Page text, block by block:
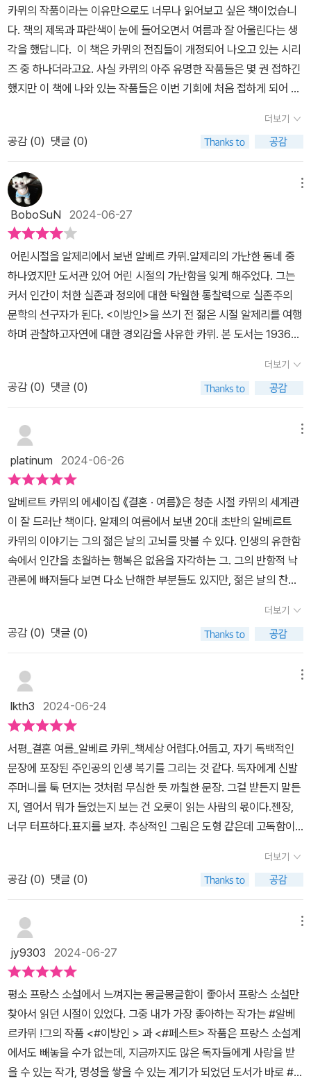
의 공통된 뿌리는 명확하다. 이 글들은, 비록 서로 다른 시각에서 바라
보고 있지만, 모두 다 '홀로'라는 개별성의 주제를 다루고 있다. 이 주
제는 초기작들 가운데 하나인, 1938년 <결혼>의 주제이기도 하다.'
(76p)라면서, <여름>을 썼던 시기가 자신의 창작작업과 삶에 있어
서 일종의 전환점이라고 이야기하고 있어요. 알제리 서북부의 도시이
따라 쌓인 자갈 더미, 그 돌들이라고 이야기하면서 영속성은 인간에
게 절망과 동시에 열광을 안겨준다고 했어요. 순수한 모래와 돌들의
땅에서 인간은 왜 사는 법을 잊어버렸을까요. 처음 <티파자에서의 결
혼>을 시작하여 <티파자에 돌아오다>, <가장 가까운 바다>로 마무
리되는 여정을 통해 은밀한 속내를 드러내놓고는, 사람들이 당신은
어떤 인물이냐고 묻자 '아직은 아무것도 아니오, 아직은 아무것도 아
니오···.' (171p)라고 하네요. 삶과 죽음 사이, 그 어디쯤을 걷고 있는
우리들이 확신할 수 있는 건 카뮈의 말처럼, '나는 언제나 난바다에서,
위협받으며, 당당한 행복의 한복판에 살고 있는 느낌' (184-185p)가
아닐까 싶어요. 알제리의 풍경 사진 하나 없는 이 책을 읽으면서 지중
해의 뜨거운 태양과 드넓은 바다, 순수한 돌과 바람을 만날 수 있었네
요.
뇌를 엿볼 수 있다는 점에서 세상을 향한 치기어린 반항이나 투정과
는 질적으로 다른 결을 보이는 것도 사실이다. 현생의 행복이 중요하
다는 것을 많은 사람들이 알고 그런 삶을 살고자 하는 경향이 짙어진
요즘을 생각하면 카뮈 역시도 어쩌면 그런 성향을 이 작품을 드러내
고 있는게 아닐까 싶기도 하다. 『결혼』에는 총 4편의 이야기 속 카뮈
가 알제리와 피렌체를 여행한 이야기가 수록되어 있고 『여름』에는 총
8편에 걸쳐서 제목과도 잘 어울리는 지중해와 관련한 이야기들로 채
는 자유에 대할 갈망 역시 잘 그려지고 있는 글들이다. 두 작품 모두
카뮈 특유의 문체가 자아내는 분위기가 매력적이라 그의 작품을 소설
로만 만나 본 사람들이라면 여행 에세이에서 까뮈는 과연 어떤 풍의
글을 쓸까에 대한 기대감을 충족시키는 고뇌와 사색 속 펼쳐지는 카
뮈 식 여행기를 만나볼 수 있을 것이라 생각한다.여행 에세이의 새로
운 지평을 열었다고 해도 과언이 아닐 정도로 이 작품에서 보여주는
이야기들은 카뮈 그 자체라고 여겨질 정도로 너무 가볍지도 그러나
또 한편으로는 어둡게 그려지고 있지만은 않아서 소설과는 또다른 매
력으로 카뮈를 만나볼 수 있었던 책이라고 생각한다.- 출판사에서 도
카뮈의 작품이라는 이유만으로도 너무나 읽어보고 싶은 책이었습니
다. 책의 제목과 파란색이 눈에 들어오면서 여름과 잘 어울린다는 생
각을 했답니다. 이 책은 카뮈의 전집들이 개정되어 나오고 있는 시리
즈 중 하나더라고요. 사실 카뮈의 아주 유명한 작품들은 몇 권 접하긴
했지만 이 책에 나와 있는 작품들은 이번 기회에 처음 접하게 되어 굉
작품을 한데 모아 놓은 것이 곧 제목이 되었네요. 결혼과 여름. 뭔가
전혀 맥락이 없어 보이지만 결혼 여름이라고 붙여서 제목을 읽으니
그 자체만으로도 뭔가 근사하기도 하고 어떤 사건들이 일어날지 궁금
해집니다. 카뮈는 우리가 살아가고 있는 세상에 대해 통찰적인 시각
으로 삶을 바라본 것 같습니다. 점점 더 행복하게 물질적으로 풍요로
워진 세상 속에서 오히려 진정한 자신을 잃어버리는 인간성 상실과도
같은 것들을 직접 목도하고 쓴 것 같은 느낌입니다. 사실 카뮈의 작품
들은 그렇게 술술 읽히는 책은 아닌 것 같습니다. 그만큼 생각을 하면
서 읽어야 하는 작품들인 것 같아요. 비교적 이 책은 작가의 유년 시절
에 쓴 책이여서 그런지 그가 삶에 대해 반항하는 모습들에 대해 생각
을 해볼 수 있었던 것 같습니다. 무언가 마음에 들지 않거나 부조리하
다고 느낄 때 이것을 어떻게 받아들이고 어떻게 대처할 것인가란 생
각을 하게 되는데 작가는 이것을 그의 에세이 속에 글로 담아내고 있
는 것 같아요. 조금 더 술술 읽히면 좋으련만 예전에 읽었던 저자의 다
르겠는 그런 기분이네요. 책의 제목이나 표지 그림과는 사뭇 다른 이
야기들이지만 그의 뜻을 헤아려보려고 나름 노력하면서 읽은 것 같습
니다. 내가 살고 있는 세상에 대해서 더 관심을 기울이게 되는 것만 같
고 그렇습니다. 다음에 천천히 다시 한 번 읽어봐야 할 것만 같습니다.
더보기
공감 (0) 댓글 (0)
BoboSuN 2024-06-27
어린시절을 알제리에서 보낸 알베르 카뮈.알제리의 가난한 동네 중
하나였지만 도서관 있어 어린 시절의 가난함을 잊게 해주었다. 그는
커서 인간이 처한 실존과 정의에 대한 탁월한 통찰력으로 실존주의
문학의 선구자가 된다. <이방인>을 쓰기 전 젊은 시절 알제리를 여행
하며 관찰하고자연에 대한 경외감을 사유한 카뮈. 본 도서는 1936년
쓴 에세이 “여름”의 모음집이다. 이성으로맺어진 결혼과 계절로서 여
름이 등장하지 않지만 지적인 산문은 삶의 정의와 건강한 인생에 대
해 생각케 한다. 자연과바다의 무분별한 사랑, 폐허와 봄의 결혼 등
의 문구로 보았을 때 인간과 대지의 “결혼”을 말한다. 그 바탕에는지
적인 사유를 불러 일으키는 장소 키파사, 제밀라, 알제, 오랑이 등장한
다. 요양차 방문한 도시에서 자연을 통해 진한 삶을살았다 말할 수 있
는 건강한 인생의 향유는 어떻게 해야 하나 말하고 있다. -티파사에서
의결혼봄에 티파사엔 신들이 머문다. 태양과 압생트 풀 향기 속에서,
은빛 갑옷을 두른 바다속에서, 본연의 색에서 푸르른 하늘 속에서신
들은 말을 건넨다. 어느 순간엔 들판이 태양 빛으로 새까매진다. 두눈
은 무언가를 포착하려 애써보지만 들어오는 거라곤, 속눈썹 끝에서
일렁거리는 빚과 색의 무수한 점들뿐이다. -제밀라의바람정신 그 자
체의 부정이라는 진리의 탄생을 위해, 정신이 사멸하는 곳들이있다…
내가 세상의 모든 ‘훗날’을 고집스레 거부하는 것은 또한 내 앞에 놓인
반드시 건너야 할 발걸음이 아닌, 끔찍하고추악한 모험이라고 말하고
싶다. <티파사에서의 결혼>은동심과 같은 순후함으로 마주하는 자
연, 설레임을 담고 있다. 하지만 <제밀라의 바람>에서는 카뮈의 대표
적인 수식어 ‘부조리’가 담겨져 있다. 그래서죽음마저 거부하며 생명
을 중시하는 연속적인 삶이 우리를 다시 빛으로 이끌 거라 말하고 있
다. 이 다음작품이 <이방인>으로 이어지듯 말이다.-아몬드나무들우
리가 원하는 바가 무엇인지 알고 있자. 비록 힘이 우리를 유혹하기위
해 어떤 사상이나 안락의 얼굴로 접근한다고 할지라도 정신에 관한
이미지의 열정과 온도에 대한 기시감 삶이 만연하면서 절망의 햇살을
연상케 한다. 마치쾌락주의자들이 여름을 심미 하듯이 말이다. 그 중
<아몬드나무들>이 기억에 남는다. 매년 인내하고 견뎌내어 필요만큼
만 열매를맺어내는 순리에서 떠오른 자연의 강한 의지력을. 이 의지
력과 같이 인간이 겪는 불안의 악을 감내하고자말한다. 프랑스어에
능통한다면 원서를 읽어보고 싶을 만큼 매력적인 도서이다. 도시, 자
연, 삶에 대한 심미의 예찬이 담긴 까뮈의 사유 <결혼 여름>은 지적
인 산문의 향연이라 할 것이다. 긍정적인 마음과 자연과같은 사물에
대한 깊이 있는 통찰을 통해 진지하게 삶을 마주하고 싶다면 꼭 읽어
볼 것을 추천한다. 출판사로부터 도서를 무상제공 받아 작성한솔직
리뷰입니다.
더보기
공감 (0) 댓글 (0)
platinum 2024-06-26
알베르트 카뮈의 에세이집 《결혼 · 여름》은 청춘 시절 카뮈의 세계관
이 잘 드러난 책이다. 알제의 여름에서 보낸 20대 초반의 알베르트
카뮈의 이야기는 그의 젊은 날의 고뇌를 맛볼 수 있다. 인생의 유한함
속에서 인간을 초월하는 행복은 없음을 자각하는 그. 그의 반항적 낙
관론에 빠져들다 보면 다소 난해한 부분들도 있지만, 젊은 날의 찬란
게 느껴진다. 카뮈의 청춘예찬 <결혼>에는 <티파자에서의 결혼>을
시작으로 <제밀라의 바람>, <알제의 여름>, <사막>까지 네 편의 에
세이가 수록되어 있다. 가난한 알제리 출신 카뮈가 알제리와 피렌체
를 여행하며 써 내려간 에세이 <결혼>은 남녀 간의 결혼에 대한 이야
다. 훗날을 기약하기보다 현재의 풍요를 포기하지 않겠다는 그의 문
장이 왠지 처연하게 다가온다. 내가 이 세상의 모든 '훗날에'를 고집스
럽게 거부하는 것은 내 눈앞에 있는 현재의 풍요를 포기하지 않겠다
는 것이기도 하다. 죽은 다음에는 또 다른 삶이 열린다고 믿는 것이 내
게는 즐겁지 않다. 내게 죽음이란 닫혀버린 문이다. 죽음이란 그저 내
디뎌야 할 한 발짝 아니라 끔찍하고 추악한 모험이라고 말하고 싶
다. 제밀라의 바람 p.27나는 세상에 인간을 초월하는 행복이란 없다
는 것을, 해가 떴다 지는 나날들의 곡선 밖의 영원이란 없다는 것을 배
운다. 이 하찮지만 본질적인 재산, 이 상대적인 진실들이 내 마음을 움
<과거가 없는 도시들을 위한 간단한 안내>,<헬레네의 추방>, <수수
께끼>, <티파자에서 돌아오다>,<가장 가까운 바다>까지 여덟 편이
수록되어 있다. 냉혹한 현실에서도 찬란한 태양처럼 뜨겁게 버텨나가
는 인생에 대해 이야기한다. 소멸한 운명인 것은 어느 것이나 다 영속
을 바란다. 그러니까 모든 것이 다 영속을 바란다고 해두자. 인간의 모
든 작품이 의미하는 것도 이와 다르지 않으니, 이런 측면에서 카인의
사자들은 앙코르의 유적들과 똑같은 기회를 가진다. 사정이 이러하니
우리 모두 겸허해지지 않을 수 없다. 미노타우로스 또는 오랑에서 잠
더보기
공감 (0) 댓글 (0)
lkth3 2024-06-24
서평_결혼 여름_알베르 카뮈_책세상 어렵다.어둡고, 자기 독백적인
문장에 포장된 주인공의 인생 복기를 그리는 것 같다. 독자에게 신발
주머니를 툭 던지는 것처럼 무심한 듯 까칠한 문장. 그걸 받든지 말든
지, 열어서 뭐가 들었는지 보는 건 오롯이 읽는 사람의 몫이다.젠장,
너무 터프하다.표지를 보자. 추상적인 그림은 도형 같은데 고독함이
까? 결혼을 주제로 시작되는 무거운 분위기. 이 책은 시작부터 불편
했지만 무심하다. 그리고 우리말 어법상 맞지만 번역가님의 탁월한
해석으로 결혼과 여름의 표현을 과감히 썼다. 그리고 그동안 의역과
오역으로 잘못 이해되었던 단어와 문장을 다시 재조명되고 친절하게
번역해서 제대로 읽을 수 있었다. 카뮈가 원하는 깊은 뜻을 이제 좀 이
해했다는 사실에 가슴이 벅찼다. 물론 이 책이 번역본이라 완전 이해
는 힘들겠지만 번역가님의 의지를 느낄 수 있었다. 앞으로도 더더욱
정확한 번역으로 독자들에게 제대로 된 고전문학의 매력을 전해 주셨
으면 좋겠다. '결혼’-사랑받지 못하는 것은 그저 불운이지만 사랑하지
못하는 것은 불행이니까 나는 아무 잘못한 것도 없는데 괜히 숙연해
진다.그런데 정작 결혼은 단순히 이해할 수 없는 과정이지만 책 내용
전체를 보면서 다시 생각하게 되었다. 그리고 우리는 각자 내면적 외
더보기
공감 (0) 댓글 (0)
jy9303 2024-06-27
평소 프랑스 소설에서 느껴지는 몽글몽글함이 좋아서 프랑스 소설만
찾아서 읽던 시절이 있었다. 그중 내가 가장 좋아하는 작가는 #알베
르카뮈 !그의 작품 <#이방인 > 과 <#페스트> 작품은 프랑스 소설계
에서도 빼놓을 수가 없는데, 지금까지도 많은 독자들에게 사랑을 받
을 수 있는 작가, 명성을 쌓을 수 있는 계기가 되었던 도서가 바로 #이